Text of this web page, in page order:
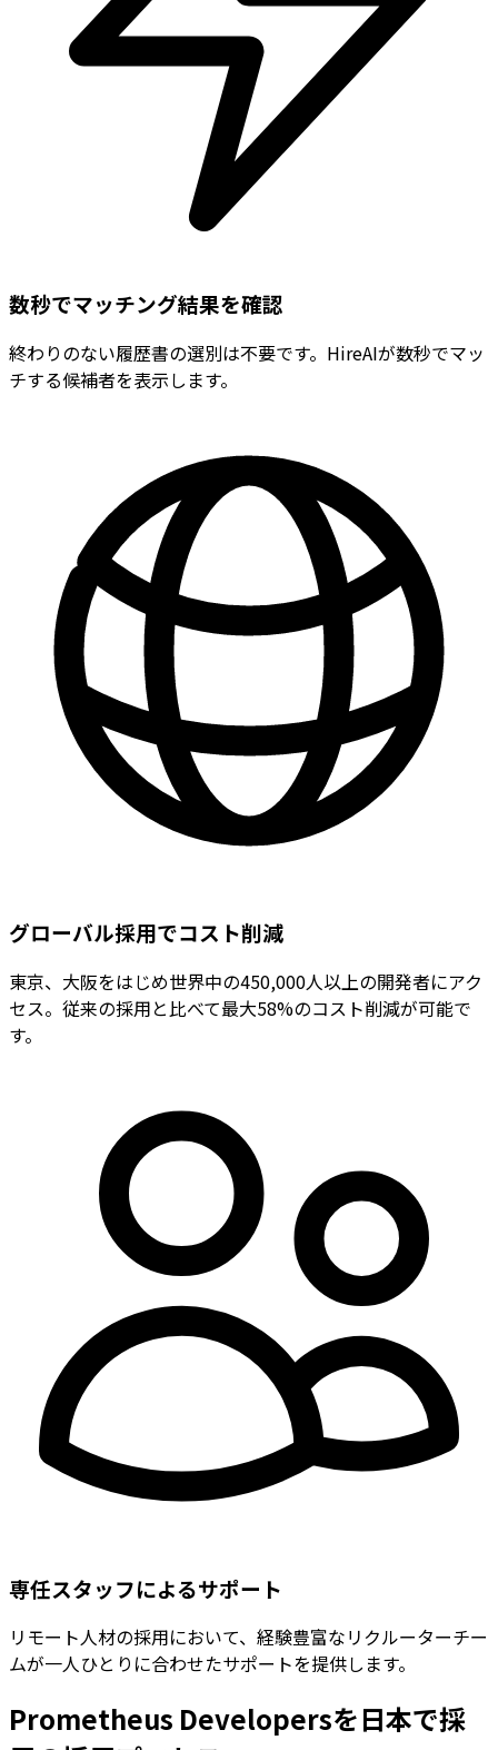
数秒でマッチング結果を確認
終わりのない履歴書の選別は不要です。HireAIが数秒でマッ
チする候補者を表示します。
グローバル採用でコスト削減
東京、大阪をはじめ世界中の450,000人以上の開発者にアク
セス。従来の採用と比べて最大58%のコスト削減が可能で
す。
専任スタッフによるサポート
リモート人材の採用において、経験豊富なリクルーターチー
ムが一人ひとりに合わせたサポートを提供します。
Prometheus Developersを日本で採